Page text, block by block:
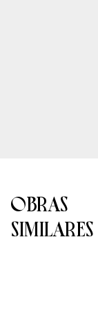
OBRAS
SIMILARES